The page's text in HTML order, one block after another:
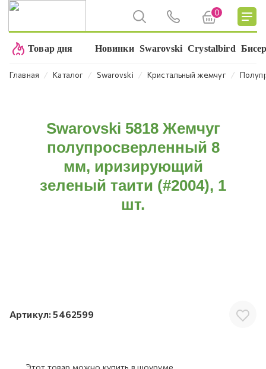
0
Товар дня Новинки Swarovski Crystalbird
Главная ⁄ Каталог ⁄ Swarovski ⁄ Кристальный жемчуг ⁄
Swarovski 5818 Жемчуг
полупросверленный 8
мм, иризирующий
зеленый таити (#2004), 1
шт.
Артикул: 5462599
Этот товар можно купить в шоуруме